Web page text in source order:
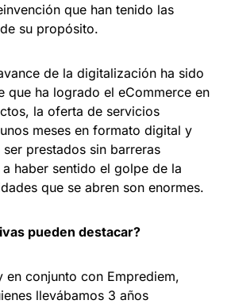
que han tenido las
su propósito.
de la digitalización ha sido
que ha logrado el eCommerce en
la oferta de servicios
meses en formato digital y
prestados sin barreras
haber sentido el golpe de la
que se abren son enormes.
pueden destacar?
en conjunto con Emprediem,
llevábamos 3 años